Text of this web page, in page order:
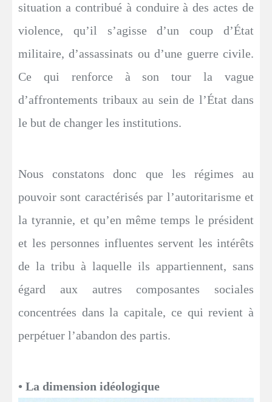
situation a contribué à conduire à des actes de
violence, qu’il s’agisse d’un coup d’État
militaire, d’assassinats ou d’une guerre civile.
Ce qui renforce à son tour la vague
d’affrontements tribaux au sein de l’État dans
le but de changer les institutions.
Nous constatons donc que les régimes au
pouvoir sont caractérisés par l’autoritarisme et
la tyrannie, et qu’en même temps le président
et les personnes influentes servent les intérêts
de la tribu à laquelle ils appartiennent, sans
égard aux autres composantes sociales
concentrées dans la capitale, ce qui revient à
perpétuer l’abandon des partis.
• La dimension idéologique